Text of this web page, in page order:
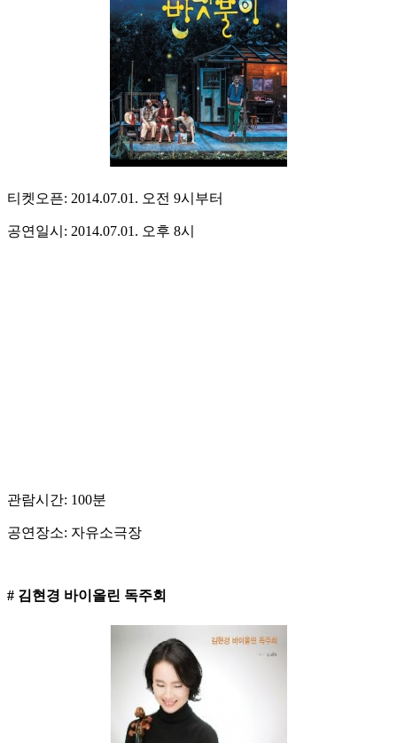
티켓오픈: 2014.07.01. 오전 9시부터
공연일시: 2014.07.01. 오후 8시
관람시간: 100분
공연장소: 자유소극장
# 김현경 바이올린 독주회